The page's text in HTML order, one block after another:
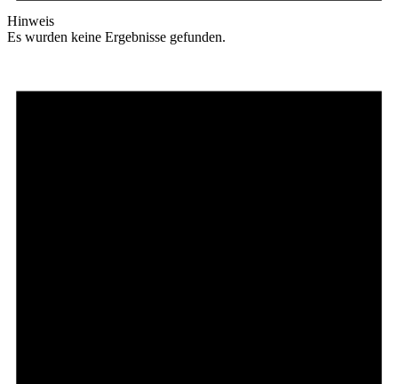
Hinweis
Es wurden keine Ergebnisse gefunden.